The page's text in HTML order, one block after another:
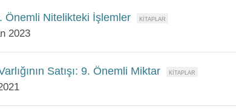
Önemli Nitelikteki İşlemler
2023
Satışı: 9. Önemli Miktar